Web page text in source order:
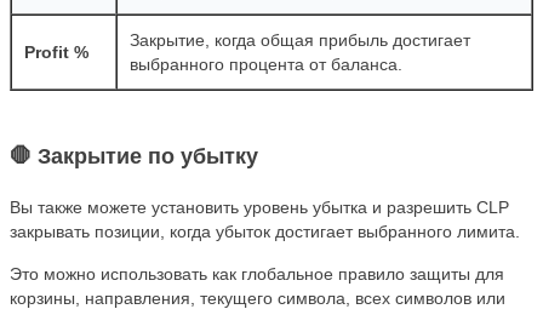
Profit %
Закрытие, когда общая прибыль достигает
выбранного процента от баланса.
🛑 Закрытие по убытку
Вы также можете установить уровень убытка и разрешить CLP
закрывать позиции, когда убыток достигает выбранного лимита.
Это можно использовать как глобальное правило защиты для
корзины, направления, текущего символа, всех символов или